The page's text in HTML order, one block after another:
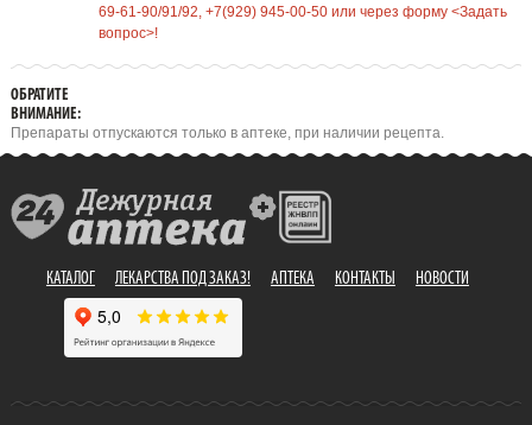
69-61-90/91/92, +7(929) 945-00-50 или через форму <Задать
вопрос>!
ОБРАТИТЕ
ВНИМАНИЕ:
Препараты отпускаются только в аптеке, при наличии рецепта.
КАТАЛОГ ЛЕКАРСТВА ПОД ЗАКАЗ! АПТЕКА КОНТАКТЫ НОВОСТИ